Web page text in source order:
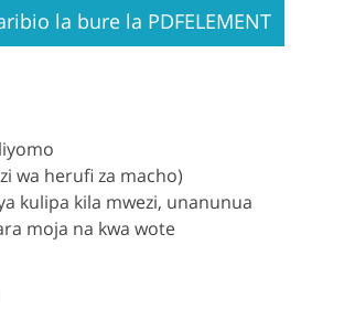
la bure la PDFELEMENT
wa herufi za macho)
kulipa kila mwezi, unanunua
moja na kwa wote